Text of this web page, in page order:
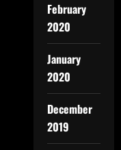
February
2020
January
2020
December
2019